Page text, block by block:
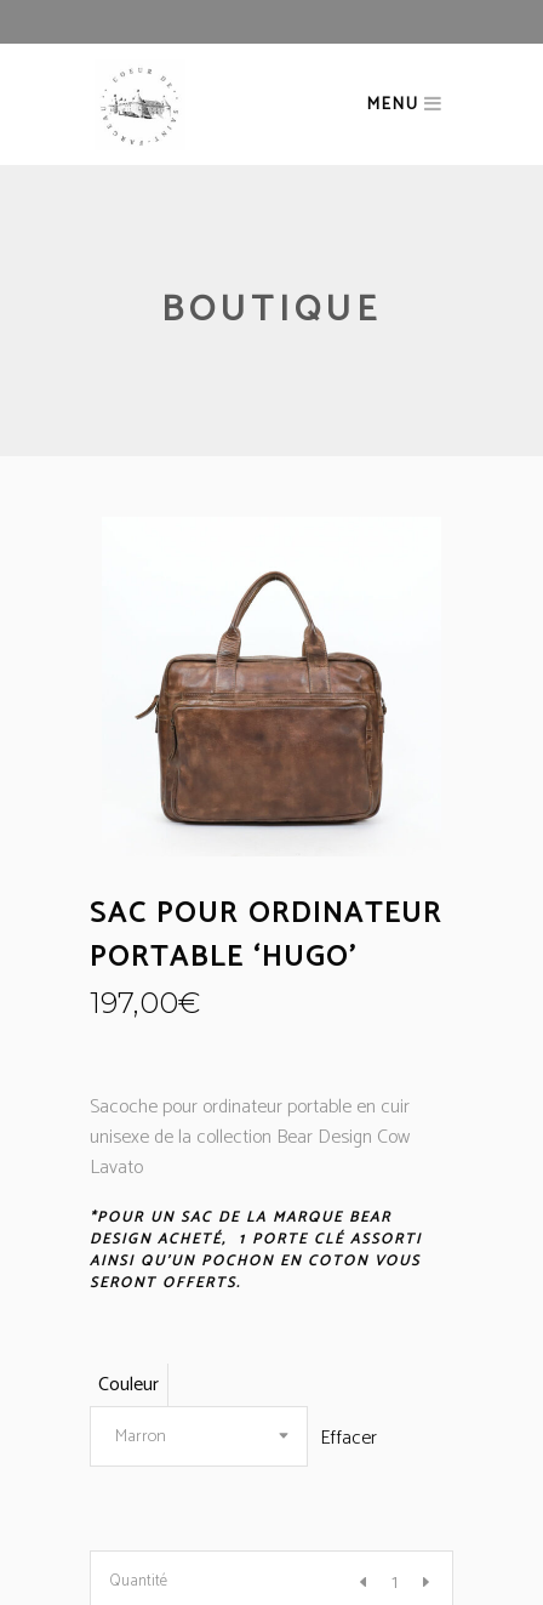
MENU
BOUTIQUE
SAC POUR ORDINATEUR
PORTABLE ‘HUGO’
197,00€
Sacoche pour ordinateur portable en cuir
unisexe de la collection Bear Design Cow
Lavato
*POUR UN SAC DE LA MARQUE BEAR
DESIGN ACHETÉ, 1 PORTE CLÉ ASSORTI
AINSI QU’UN POCHON EN COTON VOUS
SERONT OFFERTS.
Couleur
Marron Effacer
Sac
Quantité